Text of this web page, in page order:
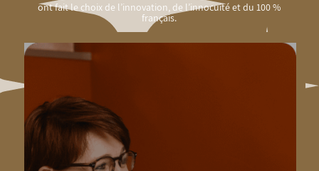
ont fait le choix de l’innovation, de l’innocuité et du 100 %
français.